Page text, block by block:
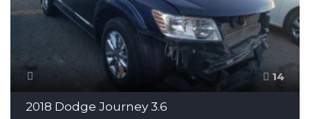
14
2018 Dodge Journey 3.6